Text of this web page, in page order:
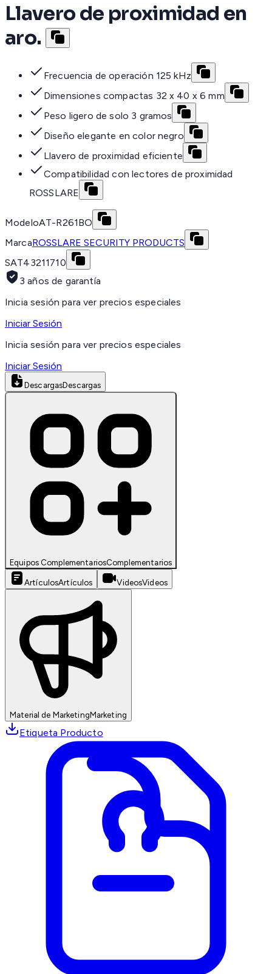
Llavero de proximidad en
aro.
Frecuencia de operación 125 kHz
Dimensiones compactas 32 x 40 x 6 mm
Peso ligero de solo 3 gramos
Diseño elegante en color negro
Llavero de proximidad eficiente
Compatibilidad con lectores de proximidad
ROSSLARE
ModeloAT-R261BO
MarcaROSSLARE SECURITY PRODUCTS
SAT43211710
3 años de garantía
Inicia sesión para ver precios especiales
Iniciar Sesión
Inicia sesión para ver precios especiales
Iniciar Sesión
DescargasDescargas
Equipos ComplementariosComplementarios
ArtículosArtículos VideosVideos
Material de MarketingMarketing
Etiqueta Producto